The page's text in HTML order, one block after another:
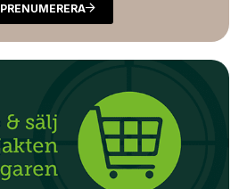
PRENUMERERA